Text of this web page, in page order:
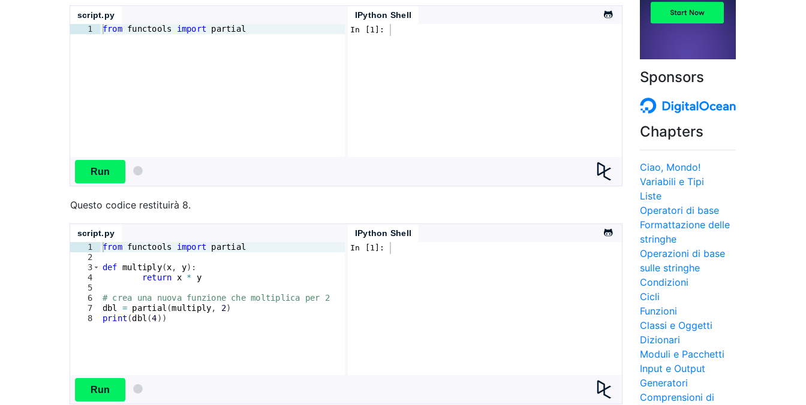
script.py
1
from functools import partial
IPython Shell
In [1]:
Run
Questo codice restituirà 8.
script.py
1
2
3
4
5
6
7
8
from functools import partial
def multiply(x, y) :
return
x * y
# crea una nuova funzione che moltiplica per 2
dbl
= partial (multiply, 2)
print (dbl (4))
IPython Shell
In [1]:
Run
Sponsors
Chapters
Ciao, Mondo!
Variabili e Tipi
Liste
Operatori di base
Formattazione delle
stringhe
Operazioni di base
sulle stringhe
Condizioni
Cicli
Funzioni
Classi e Oggetti
Dizionari
Moduli e Pacchetti
Input e Output
Generatori
Comprensioni di